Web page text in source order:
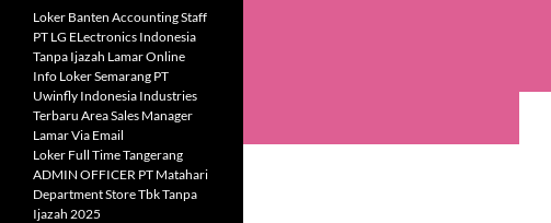
Loker Banten Accounting Staff
PT LG ELectronics Indonesia
Tanpa Ijazah Lamar Online
Info Loker Semarang PT
Uwinfly Indonesia Industries
Terbaru Area Sales Manager
Lamar Via Email
Loker Full Time Tangerang
ADMIN OFFICER PT Matahari
Department Store Tbk Tanpa
Ijazah 2025